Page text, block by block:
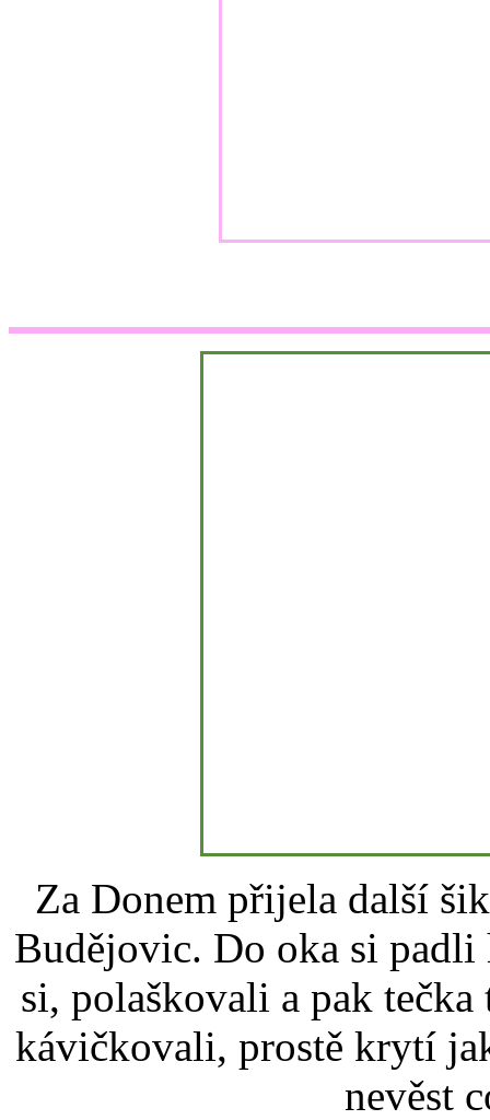
Za Donem přijela další
Budějovic. Do oka si
si, polaškovali a pak
kávičkovali, prostě krytí
nevěst